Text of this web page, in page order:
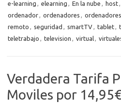
ti
r
e-learning , elearning , En la nube , host,
ordenador, ordenadores ,
remoto , seguridad , smartTV, tablet,
teletrabajo , television , virtual,
Verdadera Tarifa
Moviles por